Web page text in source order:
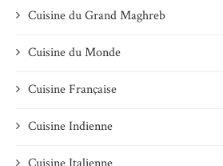
Cuisine du Grand Maghreb
Cuisine du Monde
Cuisine Française
Cuisine Indienne